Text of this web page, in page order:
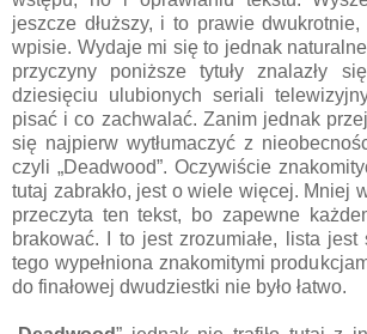
jeszcze dłuższy, i to prawie
wpisie. Wydaje mi się to jednak
przyczyny poniższe tytuły znalazły
dziesięciu ulubionych seriali
pisać i co zachwalać. Zanim jednak
się najpierw wytłumaczyć z
czyli „Deadwood”. Oczywiście
tutaj zabrakło, jest o wiele więcej. Mniej
przeczyta ten tekst, bo zapewne
brakować. I to jest zrozumiałe, lista
tego wypełniona znakomitymi
do finałowej dwudziestki nie było łatwo.